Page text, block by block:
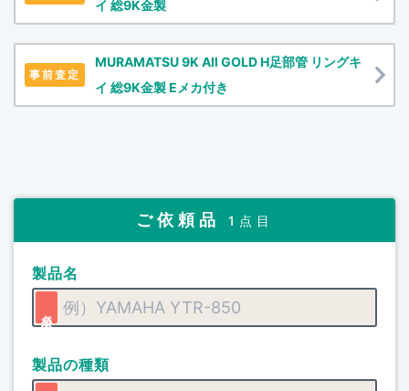
イ 総9K金製
事前査定
MURAMATSU 9K All GOLD H足部管 リングキ
イ 総9K金製 Eメカ付き
ご依頼品 1点目
製品名
製品の種類